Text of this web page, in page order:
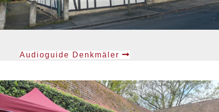
Audioguide Denkmäler